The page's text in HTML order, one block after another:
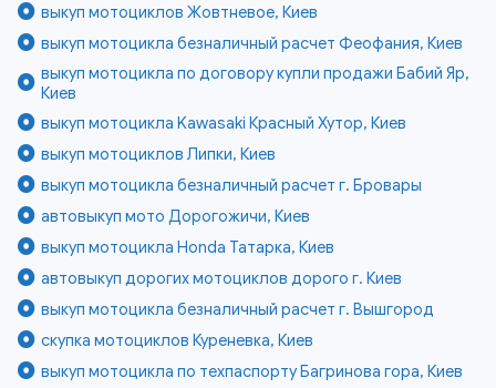
выкуп мотоциклов Жовтневое, Киев
выкуп мотоцикла безналичный расчет Феофания, Киев
выкуп мотоцикла по договору купли продажи Бабий Яр,
Киев
выкуп мотоцикла Kawasaki Красный Хутор, Киев
выкуп мотоциклов Липки, Киев
выкуп мотоцикла безналичный расчет г. Бровары
автовыкуп мото Дорогожичи, Киев
выкуп мотоцикла Honda Татарка, Киев
автовыкуп дорогих мотоциклов дорого г. Киев
выкуп мотоцикла безналичный расчет г. Вышгород
скупка мотоциклов Куреневка, Киев
выкуп мотоцикла по техпаспорту Багринова гора, Киев